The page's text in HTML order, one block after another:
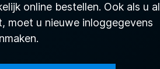
online bestellen. Ook als u al
moet u nieuwe inloggegevens